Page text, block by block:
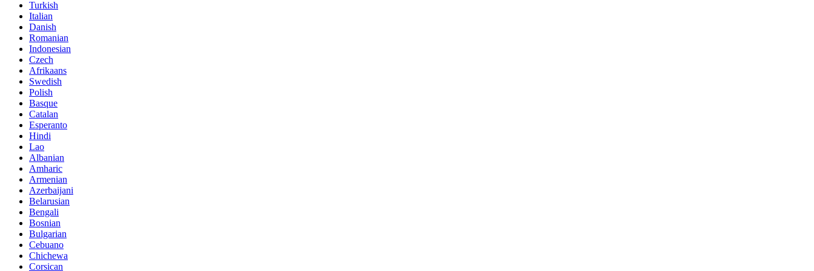
Turkish
Italian
Danish
Romanian
Indonesian
Czech
Afrikaans
Swedish
Polish
Basque
Catalan
Esperanto
Hindi
Lao
Albanian
Amharic
Armenian
Azerbaijani
Belarusian
Bengali
Bosnian
Bulgarian
Cebuano
Chichewa
Corsican